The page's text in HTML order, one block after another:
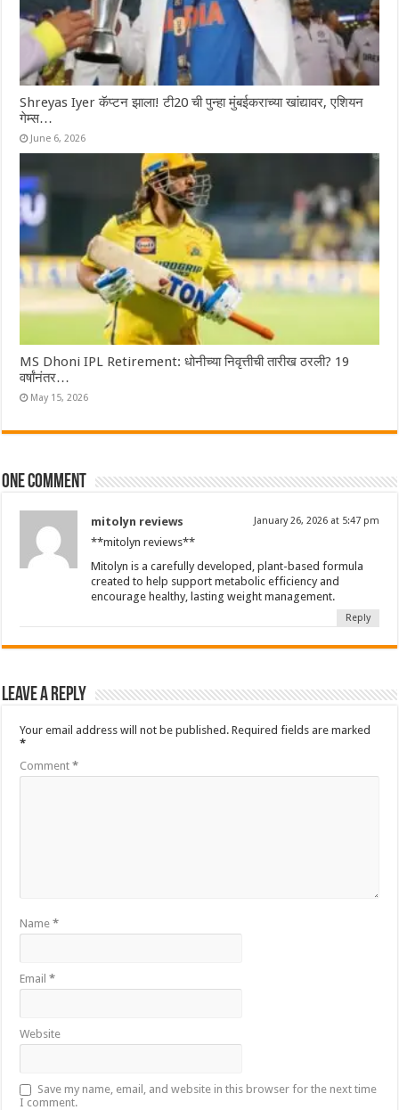
Shreyas Iyer कॅप्टन झाला! टी20 ची पुन्हा मुंबईकराच्या खांद्यावर, एशियन
गेम्स…
June 6, 2026
MS Dhoni IPL Retirement: धोनीच्या निवृत्तीची तारीख ठरली? 19
वर्षांनंतर…
May 15, 2026
One comment
mitolyn reviews January 26, 2026 at 5:47 pm
**mitolyn reviews**
Mitolyn is a carefully developed, plant-based formula
created to help support metabolic efficiency and
encourage healthy, lasting weight management.
Reply
Leave a Reply
Your email address will not be published. Required fields are marked
*
Comment*
Name*
Email*
Website
Save my name, email, and website in this browser for the next time
I comment.